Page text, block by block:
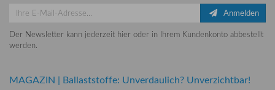
Anmelden
Der Newsletter kann jederzeit hier oder in Ihrem Kundenkonto abbestellt
werden.
MAGAZIN | Ballaststoffe: Unverdaulich? Unverzichtbar!